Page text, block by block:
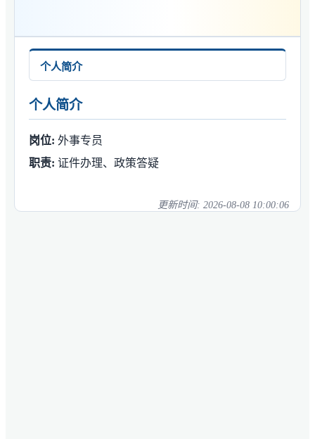
个人简介
个人简介
岗位: 外事专员
职责: 证件办理、政策答疑
更新时间: 2026-08-08 10:00:06